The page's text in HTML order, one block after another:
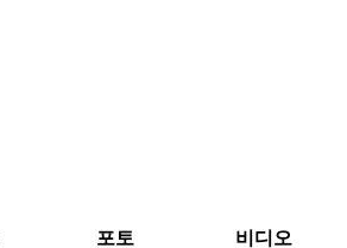
포토 비디오